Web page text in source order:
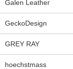
Galen Leather
GeckoDesign
GREY RAY
hoechstmass